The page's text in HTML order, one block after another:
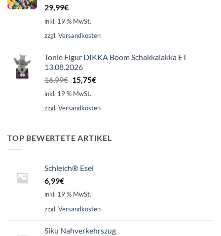
29,99€
inkl. 19 % MwSt.
zzgl. Versandkosten
Tonie Figur DIKKA Boom Schakkalakka ET
13.08.2026
16,99€ Ursprünglicher
Preis
16,99€
15,75€Aktueller
15,75€.
inkl. 19 % MwSt.
zzgl. Versandkosten
TOP BEWERTETE ARTIKEL
Schleich® Esel
6,99€
inkl. 19 % MwSt.
zzgl. Versandkosten
Siku Nahverkehrszug